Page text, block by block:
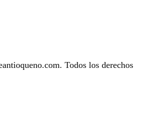
Todos los derechos